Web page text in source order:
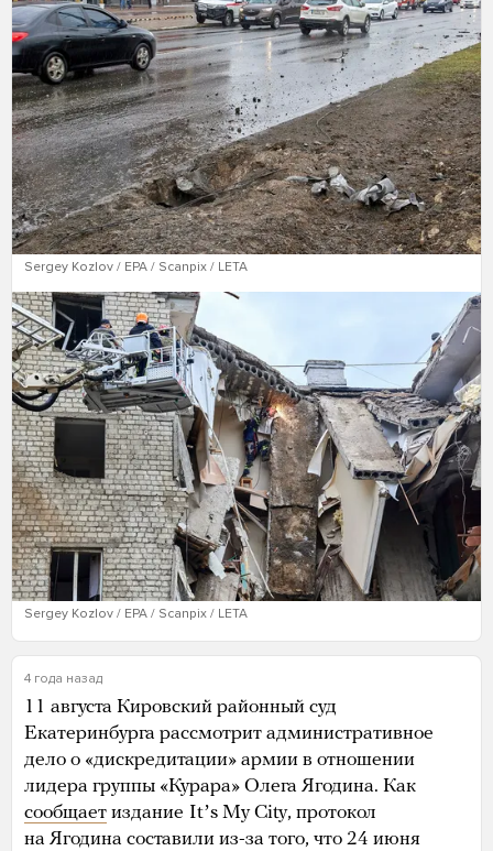
Sergey Kozlov / EPA / Scanpix / LETA
Sergey Kozlov / EPA / Scanpix / LETA
4 года назад
11 августа Кировский районный суд
Екатеринбурга рассмотрит административное
дело о «дискредитации» армии в отношении
лидера группы «Курара» Олега Ягодина. Как
сообщает издание Itʼs My City, протокол
на Ягодина составили из-за того, что 24 июня